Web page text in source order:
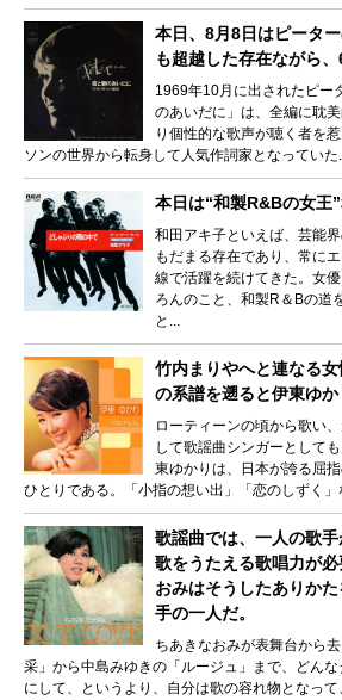
本日、8月8日はピータ
も超越した存在ながら
1969年10月に出されたピー
のあいだに」は、全編に耽
り個性的な歌声が聴く者を
ソンの世界から転身して人気作詞家となっていた
本日は“和製R&Bの女王
和田アキ子といえば、芸能
もだまる存在であり、常に
線で活躍を続けてきた。女
ろんのこと、和製R＆Bの道
と...
竹内まりやへと連なる
の系譜を遡ると伊東ゆか
ローティーンの頃から歌い
して歌謡曲シンガーとして
東ゆかりは、日本が誇る屈
ひとりである。「小指の想い出」「恋のしずく」
歌謡曲では、一人の歌
歌をうたえる歌唱力が
おみはそうしたありか
手の一人だ。
ちあきなおみが表舞台から
采」から中島みゆきの「ルージュ」まで、どん
にして、というより、自分は歌の容れ物となっ